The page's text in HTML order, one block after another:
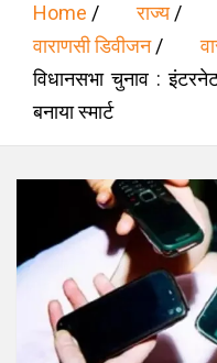
Home राज्य
वाराणसी डिवीजन
विधानसभा चुनाव :
बनाया स्मार्ट